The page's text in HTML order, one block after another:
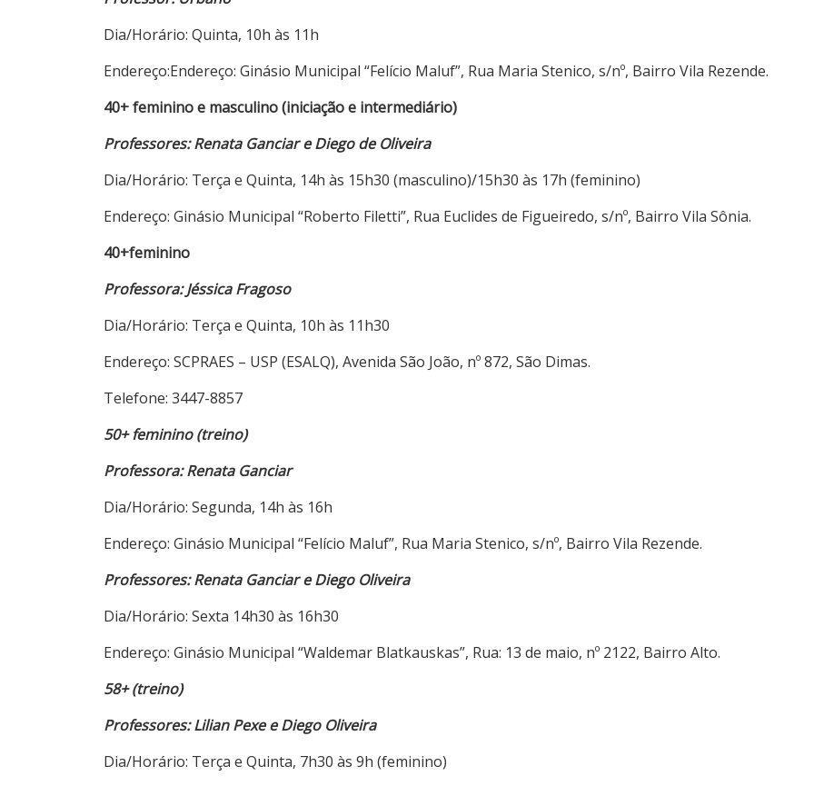
Dia/Horário: Quinta, 10h às 11h
Endereço:Endereço: Ginásio Municipal “Felício Maluf”, Rua Maria Stenico, s/nº, Bairro Vila Rezende.
40+feminino e masculino(iniciação e intermediário)
Professores: Renata Ganciar e Diego de Oliveira
Dia/Horário: Terça e Quinta, 14h às 15h30 (masculino)/15h30 às 17h (feminino)
Endereço: Ginásio Municipal “Roberto Filetti”, Rua Euclides de Figueiredo, s/nº, Bairro Vila Sônia.
40+feminino
Professora: Jéssica Fragoso
Dia/Horário: Terça e Quinta, 10h às 11h30
Endereço: SCPRAES – USP (ESALQ), Avenida São João, nº 872, São Dimas.
Telefone: 3447-8857
50+feminino(treino)
Professora: Renata Ganciar
Dia/Horário: Segunda, 14h às 16h
Endereço: Ginásio Municipal “Felício Maluf”, Rua Maria Stenico, s/nº, Bairro Vila Rezende.
Professores: Renata Ganciar e Diego Oliveira
Dia/Horário: Sexta 14h30 às 16h30
Endereço: Ginásio Municipal “Waldemar Blatkauskas”, Rua: 13 de maio, nº 2122, Bairro Alto.
58+ (treino)
Professores: Lilian Pexe e Diego Oliveira
Dia/Horário: Terça e Quinta, 7h30 às 9h (feminino)